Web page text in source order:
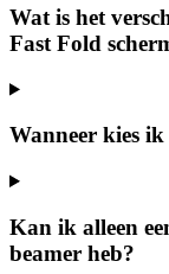
Wat is het
Fast Fold
Wanneer kies
Kan ik alleen
beamer heb?